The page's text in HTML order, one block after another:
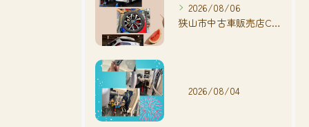
2026/08/06
狭山市中古車販売店CarShop FACT.🚗
2026/08/04